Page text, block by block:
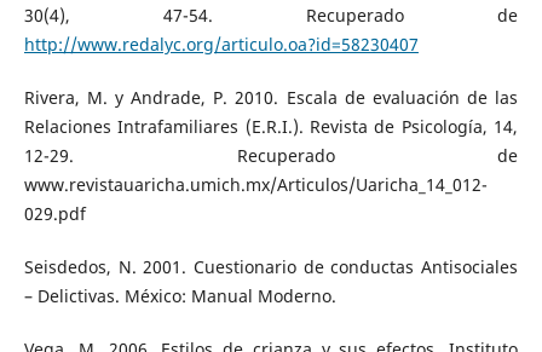
30(4), 47-54. Recuperado de
http://www.redalyc.org/articulo.oa?id=58230407
Rivera, M. y Andrade, P. 2010. Escala de evaluación de las
Relaciones Intrafamiliares (E.R.I.). Revista de Psicología, 14,
12-29. Recuperado de
www.revistauaricha.umich.mx/Articulos/Uaricha_14_012-
029.pdf
Seisdedos, N. 2001. Cuestionario de conductas Antisociales
– Delictivas. México: Manual Moderno.